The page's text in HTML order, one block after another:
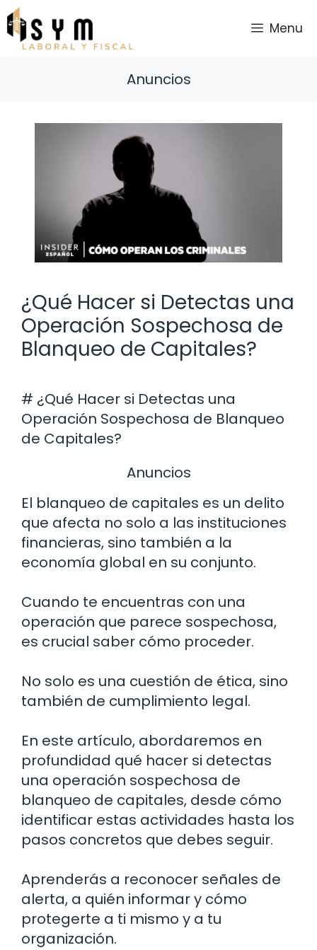
Saltar
al
contenido
Menu
Anuncios
¿Qué Hacer si Detectas una
Operación Sospechosa de
Blanqueo de Capitales?
# ¿Qué Hacer si Detectas una
Operación Sospechosa de Blanqueo
de Capitales?
Anuncios
El blanqueo de capitales es un delito
que afecta no solo a las instituciones
financieras, sino también a la
economía global en su conjunto.
Cuando te encuentras con una
operación que parece sospechosa,
es crucial saber cómo proceder.
No solo es una cuestión de ética, sino
también de cumplimiento legal.
En este artículo, abordaremos en
profundidad qué hacer si detectas
una operación sospechosa de
blanqueo de capitales, desde cómo
identificar estas actividades hasta los
pasos concretos que debes seguir.
Aprenderás a reconocer señales de
alerta, a quién informar y cómo
protegerte a ti mismo y a tu
organización.